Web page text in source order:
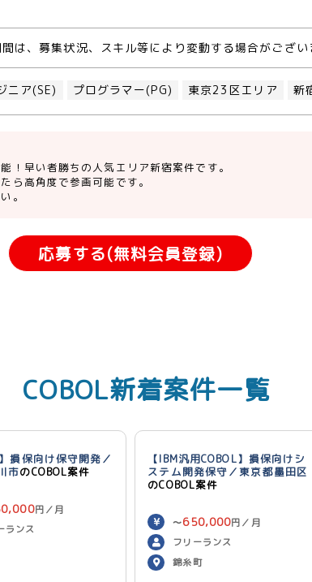
間は、募集状況、スキル等により変動する場合がござ
ニア(SE) プログラマー(PG) 東京23区エリア 新
！早い者勝ちの人気エリア新宿案件です。
ら高角度で参画可能です。
。
応募する(無料会員登録)
COBOL新着案件一覧
】損保向け保守開発／
市のCOBOL案件
円／月
ランス
【IBM汎用COBOL】損保向けシ
ステム開発保守／東京都墨田区
のCOBOL案件
〜650,000円／月
フリーランス
錦糸町